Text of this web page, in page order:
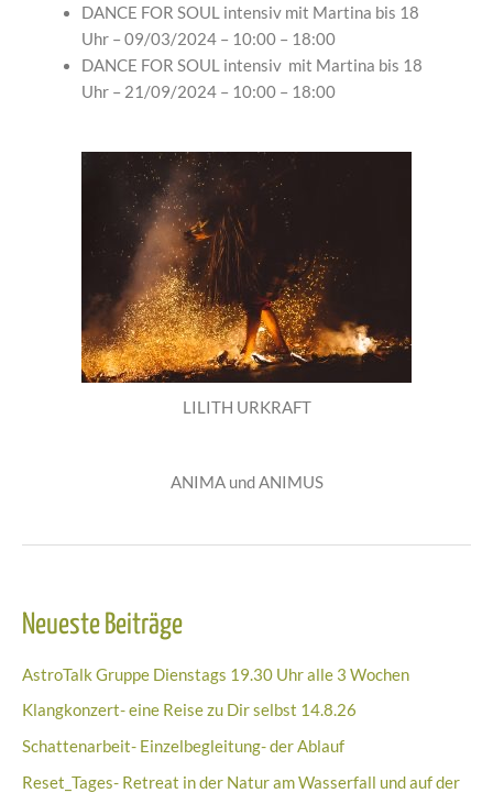
DANCE FOR SOUL intensiv mit Martina bis 18
Uhr – 09/03/2024 – 10:00 – 18:00
DANCE FOR SOUL intensiv mit Martina bis 18
Uhr – 21/09/2024 – 10:00 – 18:00
LILITH URKRAFT
ANIMA und ANIMUS
Neueste Beiträge
AstroTalk Gruppe Dienstags 19.30 Uhr alle 3 Wochen
Klangkonzert- eine Reise zu Dir selbst 14.8.26
Schattenarbeit- Einzelbegleitung- der Ablauf
Reset_Tages- Retreat in der Natur am Wasserfall und auf der